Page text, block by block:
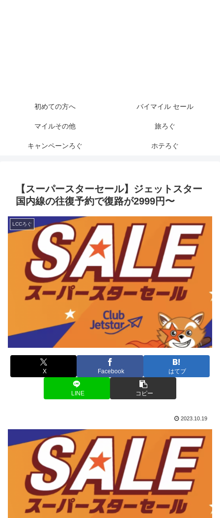
初めての方へ バイマイル セール
マイルその他 旅ろぐ
キャンペーンろぐ ホテろぐ
【スーパースターセール】ジェットスター
国内線の往復予約で復路が2999円〜
LCCろぐ
X Facebook はてブ
LINE コピー
2023.10.19